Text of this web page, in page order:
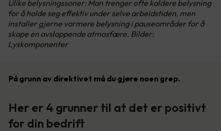
Ulike belysningssoner: Man trenger ofte kaldere belysning
for å holde seg effektiv under selve arbeidstiden, men
installer gjerne varmere belysning i pauseområder for å
skape en avslappende atmosfære. Bilder:
Lyskomponenter
På grunn av direktivet må du gjøre noen grep.
Her er 4 grunner til at det er positivt
for din bedrift